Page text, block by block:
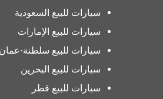
سيارات للبيع السعودية
سيارات للبيع الإمارات
سيارات للبيع سلطنة-عمان
سيارات للبيع البحرين
سيارات للبيع قطر